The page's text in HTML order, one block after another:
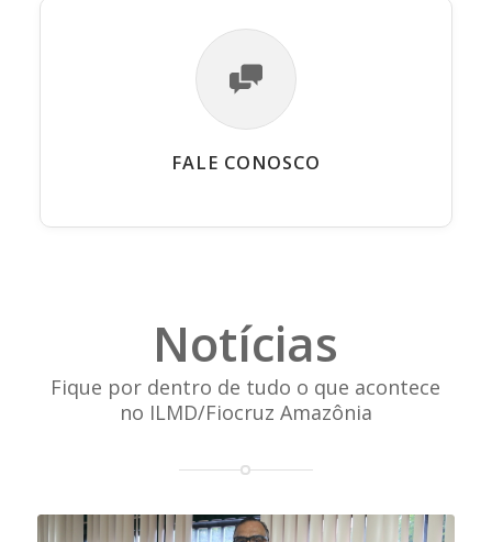
FALE CONOSCO
Notícias
Fique por dentro de tudo o que acontece
no ILMD/Fiocruz Amazônia